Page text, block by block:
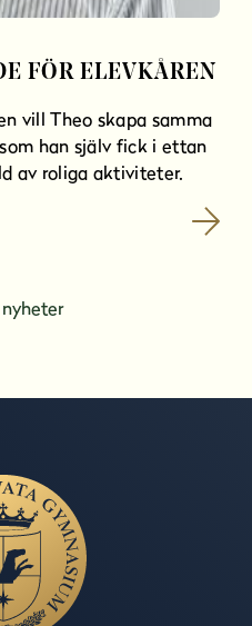
FÖR ELEVKÅREN
vill Theo skapa samma
han själv fick i ettan
av roliga aktiviteter.